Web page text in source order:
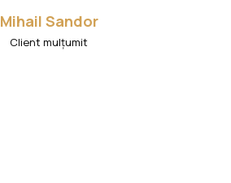
Mihail Sandor
Client mulțumit